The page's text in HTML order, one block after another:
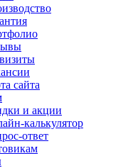
сайта
и акции
калькулятор
ответ